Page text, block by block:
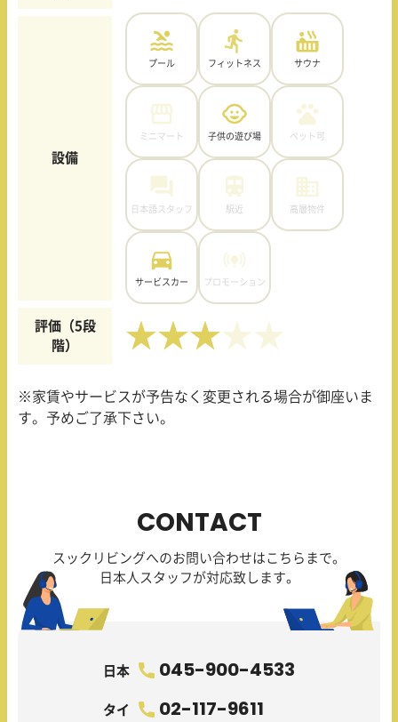
設備
プール フィットネス サウナ
ミニマート 子供の遊び場 ペット可
日本語スタッフ 駅近 高層物件
サービスカー プロモーション
評価（5段
階）
★★★
※家賃やサービスが予告なく変更される場合が御座いま
す。予めご了承下さい。
CONTACT
スックリビングへのお問い合わせはこちらまで。
日本人スタッフが対応致します。
日本 045-900-4533
タイ 02-117-9611